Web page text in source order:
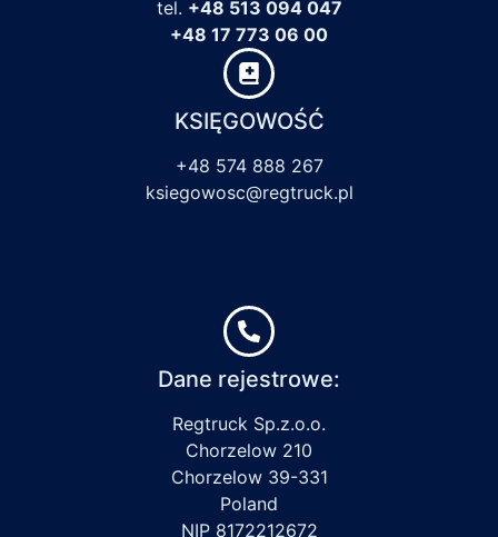
tel. +48 513 094 047
+48 17 773 06 00
KSIĘGOWOŚĆ
+48 574 888 267
ksiegowosc@regtruck.pl
Dane rejestrowe:
Regtruck Sp.z.o.o.
Chorzelow 210
Chorzelow 39-331
Poland
NIP 8172212672